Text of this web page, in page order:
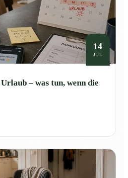
14
JUL
– was tun, wenn die